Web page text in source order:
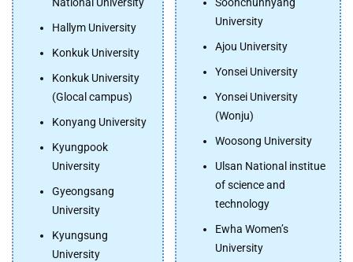
National University
Hallym University
Konkuk University
Konkuk University
(Glocal campus)
Konyang University
Kyungpook
University
Gyeongsang
University
Kyungsung
University
Soonchunhyang
University
Ajou University
Yonsei University
Yonsei University
(Wonju)
Woosong University
Ulsan National institue
of science and
technology
Ewha Women’s
University